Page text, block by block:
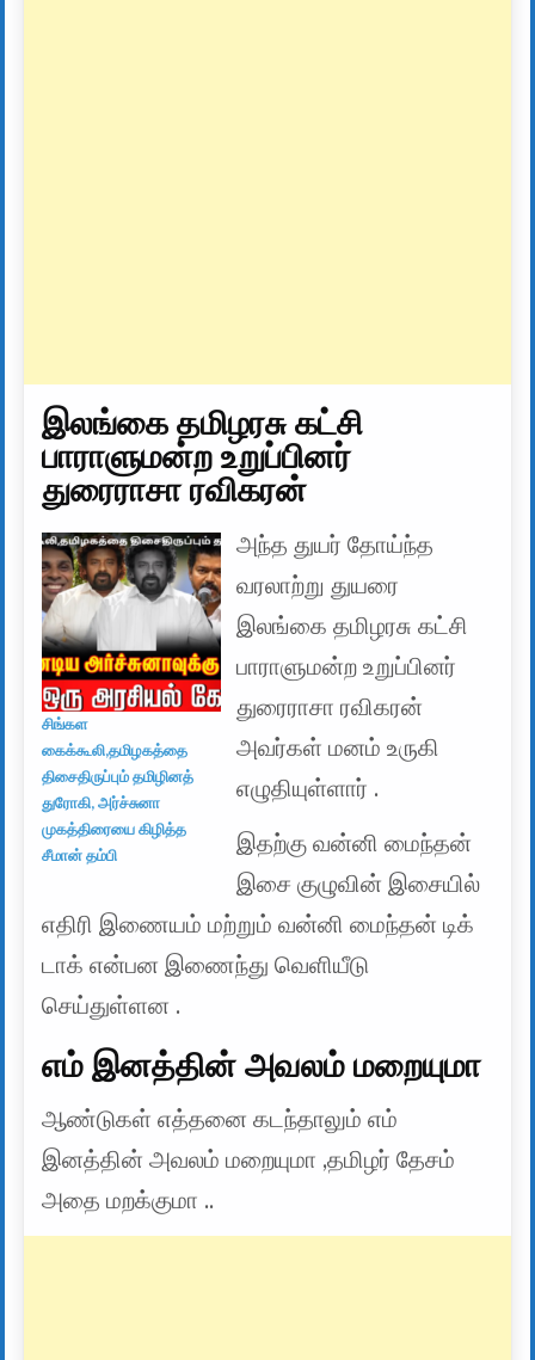
இலங்கை தமிழரசு கட்சி
பாராளுமன்ற உறுப்பினர்
துரைராசா ரவிகரன்
சிங்கள
கைக்கூலி,தமிழகத்தை
திசைதிருப்பும் தமிழினத்
துரோகி, அர்ச்சுனா
முகத்திரையை கிழித்த
சீமான் தம்பி
அந்த துயர் தோய்ந்த
வரலாற்று துயரை
இலங்கை தமிழரசு கட்சி
பாராளுமன்ற உறுப்பினர்
துரைராசா ரவிகரன்
அவர்கள் மனம் உருகி
எழுதியுள்ளார் .
இதற்கு வன்னி மைந்தன்
இசை குழுவின் இசையில்
எதிரி இணையம் மற்றும் வன்னி மைந்தன் டிக்
டாக் என்பன இணைந்து வெளியீடு
செய்துள்ளன .
எம் இனத்தின் அவலம் மறையுமா
ஆண்டுகள் எத்தனை கடந்தாலும் எம்
இனத்தின் அவலம் மறையுமா ,தமிழர் தேசம்
அதை மறக்குமா ..